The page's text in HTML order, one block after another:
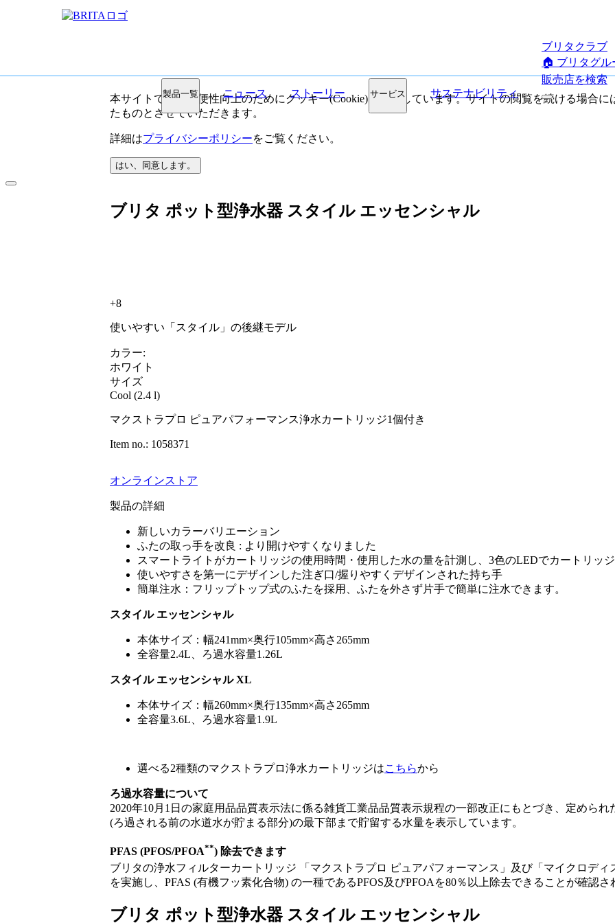
本サイトでは、利便性向上のためにクッキー(Cookie)を使用しています。サイトの閲覧を続ける場合
たものとさせていただきます。
詳細はプライバシーポリシーをご覧ください。
はい、同意します。
製品一覧 ニュース ストーリー サービス サステナビリティ
ブリタクラブ
🏠︎ ブリタグル
販売店を検索
ブリタ ポット型浄水器 スタイル エッセンシャル
+8
使いやすい「スタイル」の後継モデル
カラー:
ホワイト
サイズ
Cool (2.4 l)
マクストラプロ ピュアパフォーマンス浄水カートリッジ1個付き
Item no.: 1058371
オンラインストア
製品の詳細
新しいカラーバリエーション
ふたの取っ手を改良 : より開けやすくなりました
スマートライトがカートリッジの使用時間・使用した水の量を計測し、3色のLEDでカートリッ
使いやすさを第一にデザインした注ぎ口/握りやすくデザインされた持ち手
簡単注水：フリップトップ式のふたを採用、ふたを外さず片手で簡単に注水できます。
スタイル エッセンシャル
本体サイズ：幅241mm×奥行105mm×高さ265mm
全容量2.4L、ろ過水容量1.26L
スタイル エッセンシャル XL
本体サイズ：幅260mm×奥行135mm×高さ265mm
全容量3.6L、ろ過水容量1.9L
選べる2種類のマクストラプロ浄水カートリッジはこちらから
ろ過水容量について
2020年10月1日の家庭用品品質表示法に係る雑貨工業品品質表示規程の一部改正にもとづき、定めら
(ろ過される前の水道水が貯まる部分)の最下部まで貯留する水量を表示しています。
PFAS (PFOS/PFOA**) 除去できます
ブリタの浄水フィルターカートリッジ 「マクストラプロ ピュアパフォーマンス」及び「マイクロディ
を実施し、PFAS (有機フッ素化合物) の一種であるPFOS及びPFOAを80％以上除去できることが確認さ
ブリタ ポット型浄水器 スタイル エッセンシャル